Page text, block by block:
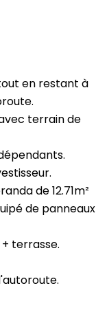
en restant à
terrain de
de 12.71m²
de panneaux
terrasse.